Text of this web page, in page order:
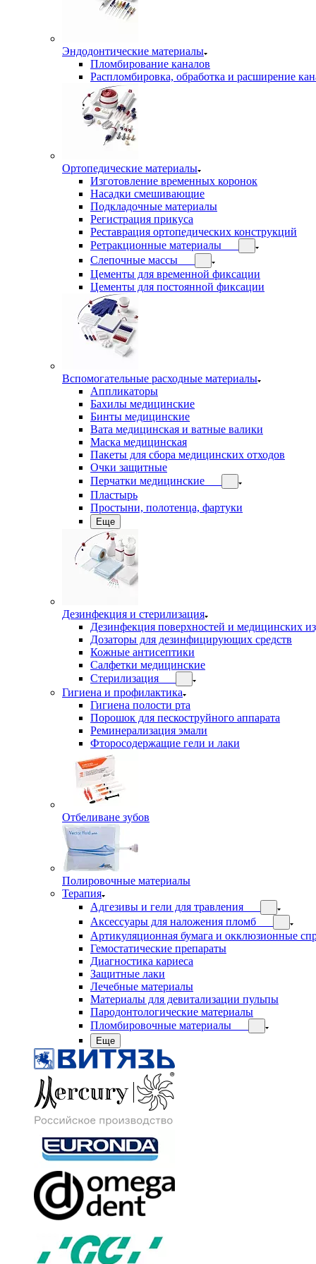
Эндодонтические материалы
Пломбирование каналов
Распломбировка, обработка и расширение
Ортопедические материалы
Изготовление временных коронок
Насадки смешивающие
Подкладочные материалы
Регистрация прикуса
Реставрация ортопедических конструкций
Ретракционные материалы
Слепочные массы
Цементы для временной фиксации
Цементы для постоянной фиксации
Вспомогательные расходные материалы
Аппликаторы
Бахилы медицинские
Бинты медицинские
Вата медицинская и ватные валики
Маска медицинская
Пакеты для сбора медицинских отходов
Очки защитные
Перчатки медицинские
Пластырь
Простыни, полотенца, фартуки
Еще
Дезинфекция и стерилизация
Дезинфекция поверхностей и медицинских
Дозаторы для дезинфицирующих средств
Кожные антисептики
Салфетки медицинские
Стерилизация
Гигиена и профилактика
Гигиена полости рта
Порошок для пескоструйного аппарата
Реминерализация эмали
Фторосодержащие гели и лаки
Отбеливане зубов
Полировочные материалы
Терапия
Адгезивы и гели для травления
Аксессуары для наложения пломб
Артикуляционная бумага и окклюзионные
Гемостатические препараты
Диагностика кариеса
Защитные лаки
Лечебные материалы
Материалы для девитализации пульпы
Пародонтологические материалы
Пломбировочные материалы
Еще